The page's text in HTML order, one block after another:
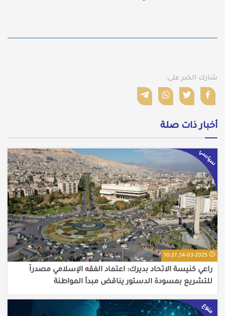
شارك الخبر على:
أخبار ذات صلة
سياسي
14-03-2025, 10:27
راعي كنيسة الاتحاد بديرك: اعتماد الفقه الإسلامي مصدراً
للتشريع بمسودة الدستور يناقض مبدأ المواطنة
منوع